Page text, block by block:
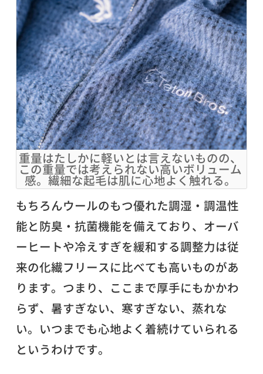
重量はたしかに軽いとは言えないものの、
この重量では考えられない高いボリューム
感。繊細な起毛は肌に心地よく触れる。
もちろんウールのもつ優れた調湿・調温性
能と防臭・抗菌機能を備えており、オーバ
ーヒートや冷えすぎを緩和する調整力は従
来の化繊フリースに比べても高いものがあ
ります。つまり、ここまで厚手にもかかわ
らず、暑すぎない、寒すぎない、蒸れな
い。いつまでも心地よく着続けていられる
というわけです。